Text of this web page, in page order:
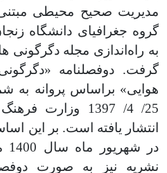
مدیریت صحیح محیطی مبتنی
گروه جغرافیای دانشگاه
به راه‌‌اندازی مجله
گرفت. دوفصلنامه
25/ 4/ 1397
انتشار یافته است. بر این
نشریه نیز به صورت